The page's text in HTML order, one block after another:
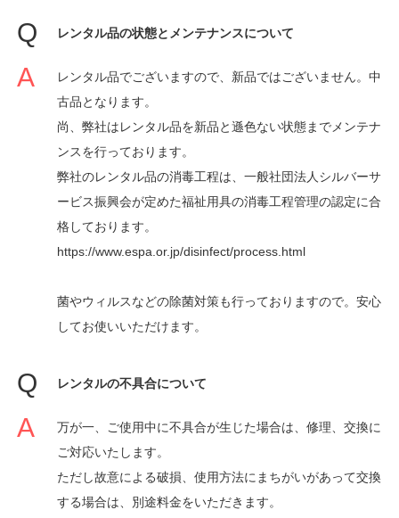
レンタル品の状態とメンテナンスについて
レンタル品でございますので、新品ではございません。中
古品となります。
尚、弊社はレンタル品を新品と遜色ない状態までメンテナ
ンスを行っております。
弊社のレンタル品の消毒工程は、一般社団法人シルバーサ
ービス振興会が定めた福祉用具の消毒工程管理の認定に合
格しております。
https://www.espa.or.jp/disinfect/process.html
菌やウィルスなどの除菌対策も行っておりますので。安心
してお使いいただけます。
レンタルの不具合について
万が一、ご使用中に不具合が生じた場合は、修理、交換に
ご対応いたします。
ただし故意による破損、使用方法にまちがいがあって交換
する場合は、別途料金をいただきます。